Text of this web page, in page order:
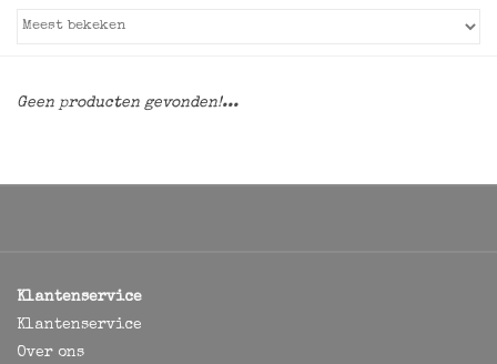
Geen producten gevonden!...
Klantenservice
Klantenservice
Over ons